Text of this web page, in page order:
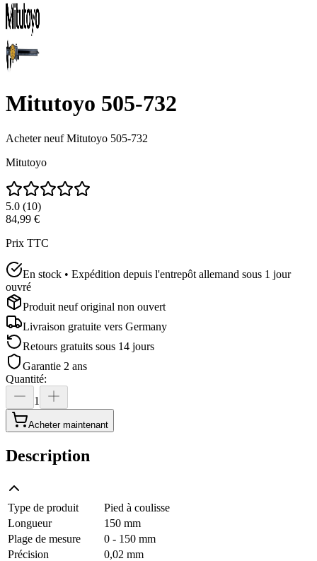
Mitutoyo 505-732
Acheter neuf Mitutoyo 505-732
Mitutoyo
5.0 (10)
84,99 €
Prix TTC
En stock • Expédition depuis l'entrepôt allemand sous 1 jour
ouvré
Produit neuf original non ouvert
Livraison gratuite vers Germany
Retours gratuits sous 14 jours
Garantie 2 ans
Quantité:
1
Acheter maintenant
Description
Type de produit
Pied à coulisse
Longueur
150 mm
Plage de mesure
0 - 150 mm
Précision
0,02 mm